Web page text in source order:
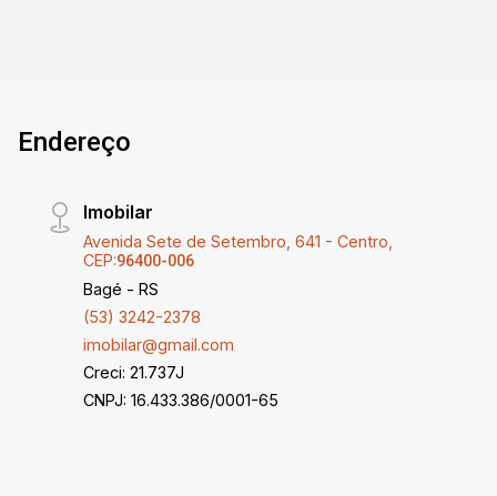
Endereço
Imobilar
Avenida Sete de Setembro, 641 - Centro,
CEP:96400-006
Bagé - RS
(53) 3242-2378
imobilar@gmail.com
Creci: 21.737J
CNPJ: 16.433.386/0001-65